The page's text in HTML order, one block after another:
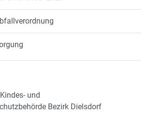
und
Bezirk Dielsdorf